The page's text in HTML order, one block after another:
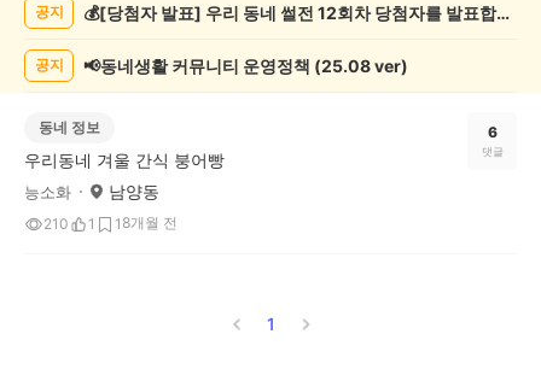
공지 💰[당첨자 발표] 우리 동네 썰전 12회차 당첨자를 발표합니다!
공지 📢동네생활 커뮤니티 운영정책 (25.08 ver)
동네 정보
우리동네 겨울 간식 붕어빵
능소화 남양동
210 1 1 8개월 전
6
댓글
1